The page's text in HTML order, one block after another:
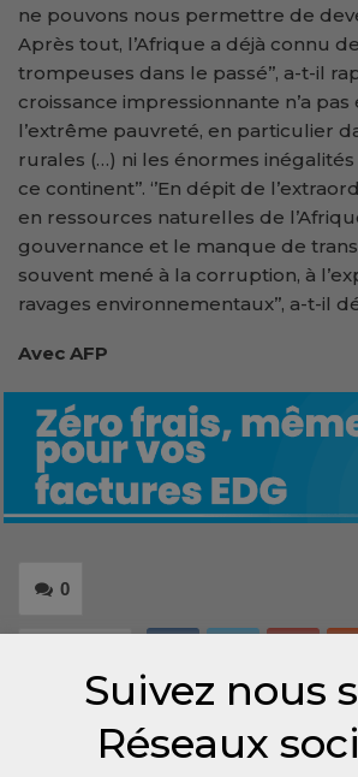
ne pouvons nous permettre de
Après tout, l’Afrique a déjà connu
trompeuses dans le passé’’, a-t-il
croissance impressionnante n’a
l’extrême pauvreté, en particulier
rurales (…) ni les énormes
ce continent’’. ‘’En dépit de
en ressources naturelles de
gouvernance et le manque de
souvent mené à la corruption, à
ravages environnementaux’’, a-t-il
Avec AFP
0
Suivez nous
Réseaux